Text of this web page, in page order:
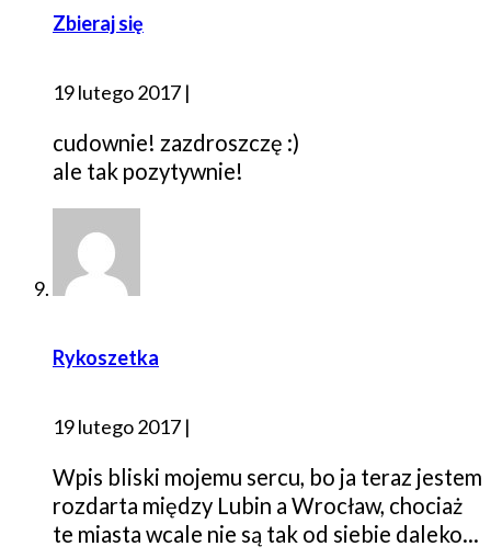
Zbieraj się
19 lutego 2017 |
cudownie! zazdroszczę :)
ale tak pozytywnie!
Rykoszetka
19 lutego 2017 |
Wpis bliski mojemu sercu, bo ja teraz jestem
rozdarta między Lubin a Wrocław, chociaż
te miasta wcale nie są tak od siebie daleko…